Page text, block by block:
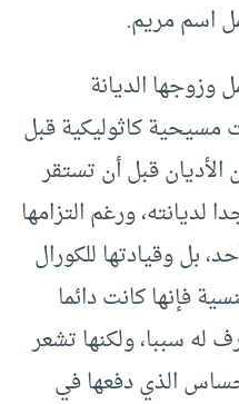
اسم مريم.
وزوجها الديانة
مسيحية كاثوليكية قبل
قبل أن تستقر
ورغم التزامها
بل وقيادتها للكورال
فإنها كانت دائما
له سببا، ولكنها تشعر
الذي دفعها في